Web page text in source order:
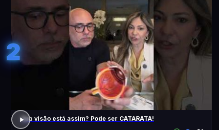
2
Sua visão está assim? Pode ser CATARATA!